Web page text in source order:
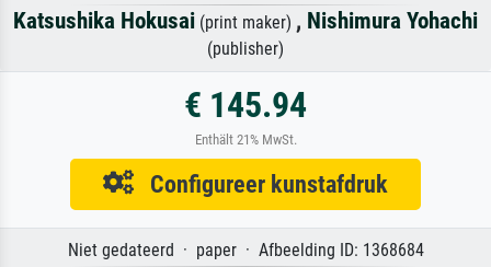
Katsushika Hokusai (print maker) , Nishimura Yohachi
(publisher)
€ 145.94
Enthält 21% MwSt.
Configureer kunstafdruk
Niet gedateerd · paper · Afbeelding ID: 1368684